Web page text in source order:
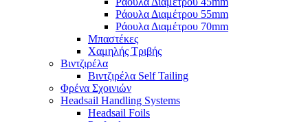
Ράουλα Διαμέτρου 55mm
Ράουλα Διαμέτρου 70mm
Μπαστέκες
Χαμηλής Τριβής
Βιντζιρέλα
Βιντζιρέλα Self Tailing
Φρένα Σχοινιών
Headsail Handling Systems
Headsail Foils